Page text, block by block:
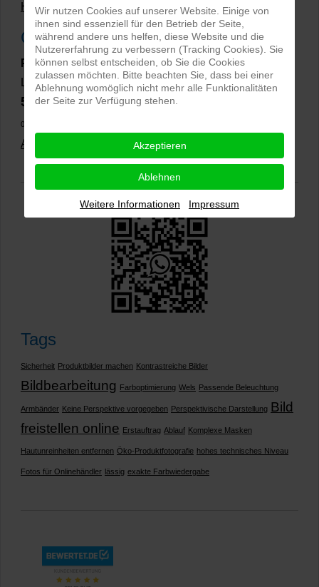
Hollowman und Produktfotografie
Google Rezensionen
PRO-ducto GmbH, Fotografie und Bildbearbeitung in
Lichtenau
5,0⭐⭐⭐⭐⭐bei144 Google-Rezensionen
02.01.2026)
Alle Rezensionen ansehen|Bewertung abgeben
Tags
Sicherheit Produktbilder machen Kontrastreiche Bilder
Bildbearbeitung Farboptimierung Wels Passende Beleuchtung
Armbänder Keine Perspektive vorgegeben Perspektivische Darstellung Bild
freistellen online Erstauftrag Ablauf Komplexe Masken
Hautunreinheiten entfernen Öko-Produktfotografie hohes technisches Niveau
Fotos für Onlinehändler lässig exakte Farbwiedergabe
Wir nutzen Cookies auf unserer Website. Einige von
ihnen sind essenziell für den Betrieb der Seite,
während andere uns helfen, diese Website und die
Nutzererfahrung zu verbessern (Tracking Cookies). Sie
können selbst entscheiden, ob Sie die Cookies
zulassen möchten. Bitte beachten Sie, dass bei einer
Ablehnung womöglich nicht mehr alle Funktionalitäten
der Seite zur Verfügung stehen.
Akzeptieren
Ablehnen
Weitere Informationen Impressum